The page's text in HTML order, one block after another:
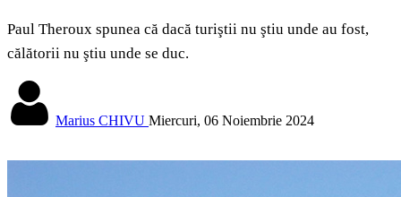
Paul Theroux spunea că dacă turiştii nu ştiu unde au fost,
călătorii nu ştiu unde se duc.
Marius CHIVU Miercuri, 06 Noiembrie 2024